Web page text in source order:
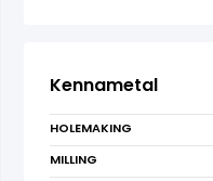
Kennametal
HOLEMAKING
MILLING